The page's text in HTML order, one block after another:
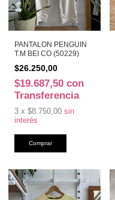
PANTALON PENGUIN
T.M BEI CO (50229)
$26.250,00
$19.687,50 con
Transferencia
3 x $8.750,00 sin
interés